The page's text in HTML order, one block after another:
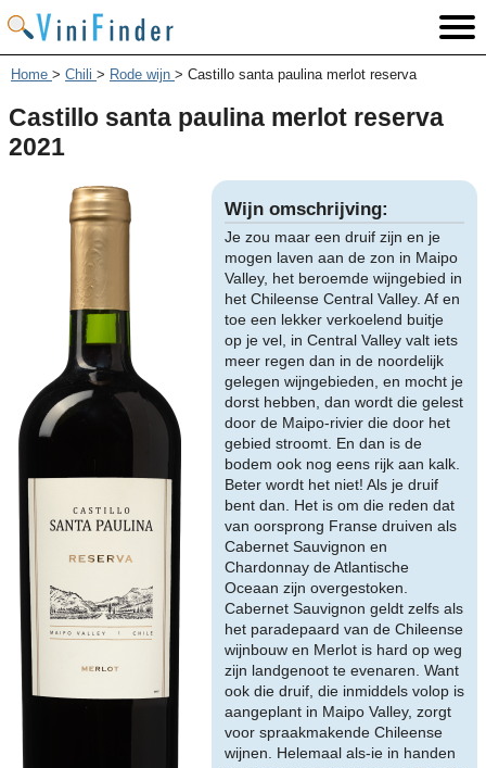
Home > Chili > Rode wijn > Castillo santa paulina merlot reserva
Castillo santa paulina merlot reserva
2021
Wijn omschrijving:
Je zou maar een druif zijn en je
mogen laven aan de zon in Maipo
Valley, het beroemde wijngebied in
het Chileense Central Valley. Af en
toe een lekker verkoelend buitje
op je vel, in Central Valley valt iets
meer regen dan in de noordelijk
gelegen wijngebieden, en mocht je
dorst hebben, dan wordt die gelest
door de Maipo-rivier die door het
gebied stroomt. En dan is de
bodem ook nog eens rijk aan kalk.
Beter wordt het niet! Als je druif
bent dan. Het is om die reden dat
van oorsprong Franse druiven als
Cabernet Sauvignon en
Chardonnay de Atlantische
Oceaan zijn overgestoken.
Cabernet Sauvignon geldt zelfs als
het paradepaard van de Chileense
wijnbouw en Merlot is hard op weg
zijn landgenoot te evenaren. Want
ook die druif, die inmiddels volop is
aangeplant in Maipo Valley, zorgt
voor spraakmakende Chileense
wijnen. Helemaal als-ie in handen